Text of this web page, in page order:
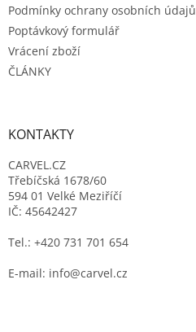
Podmínky ochrany osobních údajů
Poptávkový formulář
Vrácení zboží
ČLÁNKY
KONTAKTY
CARVEL.CZ
Třebíčská 1678/60
594 01 Velké Meziříčí
IČ: 45642427
Tel.: +420 731 701 654
E-mail: info@carvel.cz